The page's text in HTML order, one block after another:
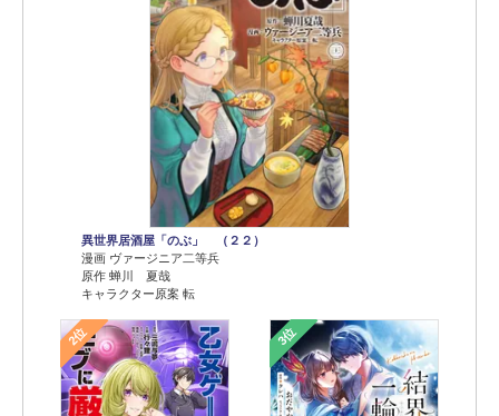
異世界居酒屋「のぶ」 （２２）
漫画 ヴァージニア二等兵
原作 蝉川 夏哉
キャラクター原案 転
2位 3位